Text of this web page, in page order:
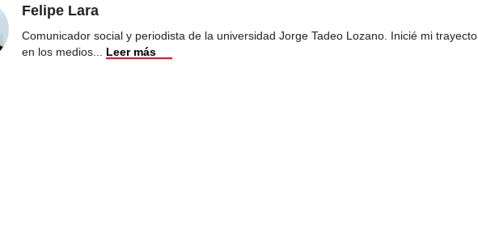
Felipe Lara
Comunicador social y periodista de la universidad Jorge Tadeo Lozano. Inicié mi trayecto
en los medios
Leer más